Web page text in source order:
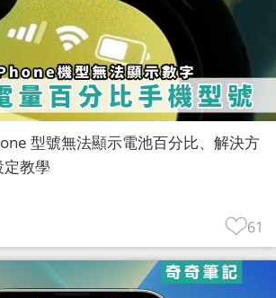
型號無法顯示電池百分比、解決方
教學
61